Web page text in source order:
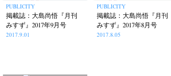
PUBLICITY
掲載誌：大島尚悟『月刊
みすず』2017年9月号
2017.9.01
PUBLICITY
掲載誌：大島尚悟『月刊
みすず』2017年8月号
2017.8.05